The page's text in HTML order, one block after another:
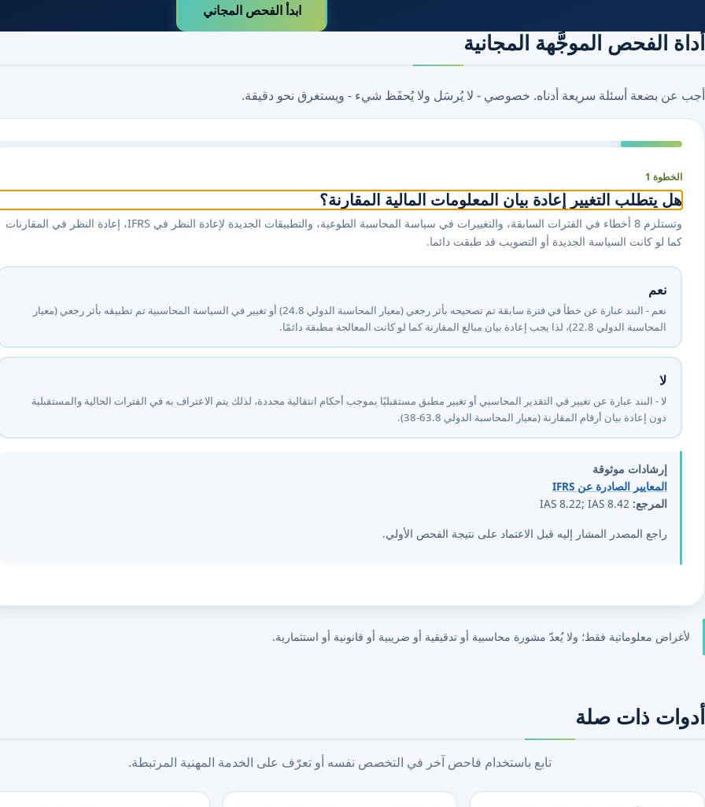
ابدأ الفحص المجاني
أداة الفحص الموجَّهة المجانية
أجب عن بضعة أسئلة سريعة أدناه. خصوصي - لا يُرسَل ولا يُحفَظ شيء - ويستغرق نحو دقيقة.
الخطوة 1
هل يتطلب التغيير إعادة بيان المعلومات المالية المقارنة؟
وتستلزم 8 أخطاء في الفترات السابقة، والتغييرات في سياسة المحاسبة الطوعية، والتطبيقات الجديدة لإعادة النظر في IFRS، إعادة النظر في المقارنات
كما لو كانت السياسة الجديدة أو التصويب قد طبقت دائما.
نعم
نعم - البند عبارة عن خطأ في فترة سابقة تم تصحيحه بأثر رجعي (معيار المحاسبة الدولي ⁦8⁩.⁦42⁩) أو تغيير في السياسة المحاسبية تم تطبيقه بأثر رجعي (معيار
المحاسبة الدولي ⁦8⁩.⁦22⁩)، لذا يجب إعادة بيان مبالغ المقارنة كما لو كانت المعالجة مطبقة دائمًا.
لا
لا - البند عبارة عن تغيير في التقدير المحاسبي أو تغيير مطبق مستقبليًا بموجب أحكام انتقالية محددة، لذلك يتم الاعتراف به في الفترات الحالية والمستقبلية
دون إعادة بيان أرقام المقارنة (معيار المحاسبة الدولي ⁦8⁩.⁦36-38⁩).
إرشادات موثوقة
المعايير الصادرة عن IFRS
المرجع:
راجع المصدر المشار إليه قبل الاعتماد على نتيجة الفحص الأولي.
لأغراض معلوماتية فقط؛ ولا يُعدّ مشورة محاسبية أو تدقيقية أو ضريبية أو قانونية أو استثمارية.
أدوات ذات صلة
تابع باستخدام فاحص آخر في التخصص نفسه أو تعرّف على الخدمة المهنية المرتبطة.